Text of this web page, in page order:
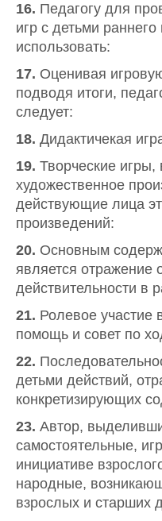
16. Педагогу для
игр с детьми
использовать:
17. Оценивая
подводя итоги,
следует:
18. Дидактичекая
19. Творческие
художественное
действующие лица
произведений:
20. Основным
является отражение
действительности в
21. Ролевое участие
помощь и совет по
22.
детьми действий,
конкретизирующих
23. Автор,
самостоятельные,
инициативе
народные,
взрослых и старших